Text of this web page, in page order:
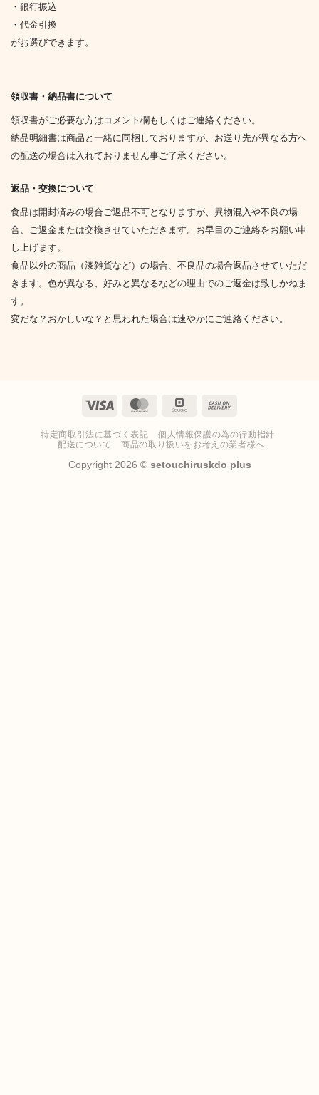
・銀行振込
・代金引換
がお選びできます。
領収書・納品書について
領収書がご必要な方はコメント欄もしくはご連絡ください。
納品明細書は商品と一緒に同梱しておりますが、お送り先が異なる方へ
の配送の場合は入れておりません事ご了承ください。
返品・交換について
食品は開封済みの場合ご返品不可となりますが、異物混入や不良の場
合、ご返金または交換させていただきます。お早目のご連絡をお願い申
し上げます。
食品以外の商品（漆雑貨など）の場合、不良品の場合返品させていただ
きます。色が異なる、好みと異なるなどの理由でのご返金は致しかねま
す。
変だな？おかしいな？と思われた場合は速やかにご連絡ください。
Visa MasterCardSquare
Delivery
特定商取引法に基づく表記
個人情報保護の為の行動指針
配送について
商品の取り扱いをお考えの業者様へ
Copyright 2026 © setouchiruskdo plus